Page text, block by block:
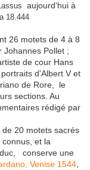
aujourd'hui à
18.444
26 motets de 4 à 8
Johannes Pollet ;
de cour Hans
d'Albert V et
de Rore, le
sections. Au
rédigé par
20 motets sacrés
et la
conserve une
Venise 1544